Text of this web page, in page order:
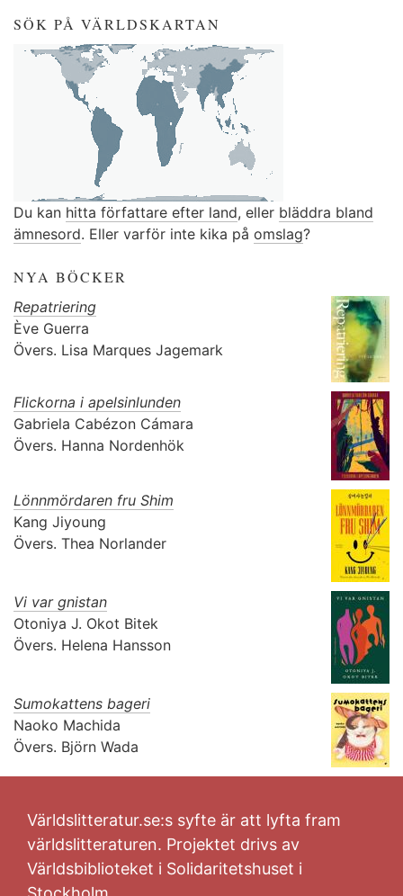
SÖK PÅ VÄRLDSKARTAN
Du kan hitta författare efter land, eller bläddra bland
ämnesord. Eller varför inte kika på omslag?
NYA BÖCKER
Repatriering
Ève Guerra
Övers. Lisa Marques Jagemark
Flickorna i apelsinlunden
Gabriela Cabézon Cámara
Övers. Hanna Nordenhök
Lönnmördaren fru Shim
Kang Jiyoung
Övers. Thea Norlander
Vi var gnistan
Otoniya J. Okot Bitek
Övers. Helena Hansson
Sumokattens bageri
Naoko Machida
Övers. Björn Wada
Världslitteratur.se:s syfte är att lyfta fram
världslitteraturen. Projektet drivs av
Världsbiblioteket i Solidaritetshuset i